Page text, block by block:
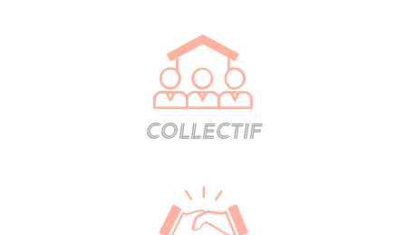
Collectif